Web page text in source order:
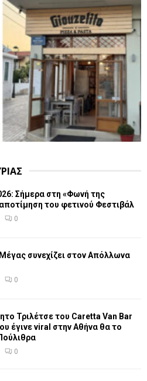
Σήμερα στη «Φωνή της
του φετινού Φεστιβάλ
0
συνεχίζει στον Απόλλωνα
0
Τριλέτσε του Caretta Van Bar
έγινε viral στην Αθήνα θα το
0